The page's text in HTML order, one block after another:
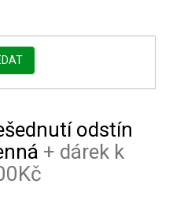
odstín
+ dárek k